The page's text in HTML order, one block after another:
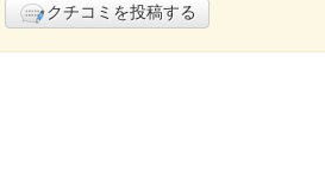
クチコミを投稿する